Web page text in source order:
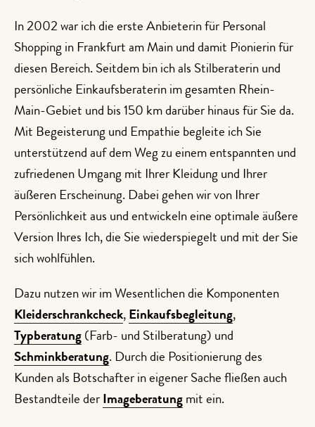
In 2002 war ich die erste Anbieterin für Personal
Shopping in Frankfurt am Main und damit Pionierin für
diesen Bereich. Seitdem bin ich als Stilberaterin und
persönliche Einkaufsberaterin im gesamten Rhein-
Main-Gebiet und bis 150 km darüber hinaus für Sie da.
Mit Begeisterung und Empathie begleite ich Sie
unterstützend auf dem Weg zu einem entspannten und
zufriedenen Umgang mit Ihrer Kleidung und Ihrer
äußeren Erscheinung. Dabei gehen wir von Ihrer
Persönlichkeit aus und entwickeln eine optimale äußere
Version Ihres Ich, die Sie wiederspiegelt und mit der Sie
sich wohlfühlen.
Dazu nutzen wir im Wesentlichen die Komponenten
Kleiderschrankcheck, Einkaufsbegleitung,
Typberatung (Farb- und Stilberatung) und
Schminkberatung. Durch die Positionierung des
Kunden als Botschafter in eigener Sache fließen auch
Bestandteile der Imageberatung mit ein.